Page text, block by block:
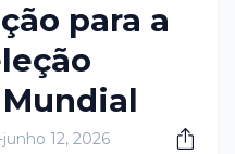
para a
-junho 12, 2026